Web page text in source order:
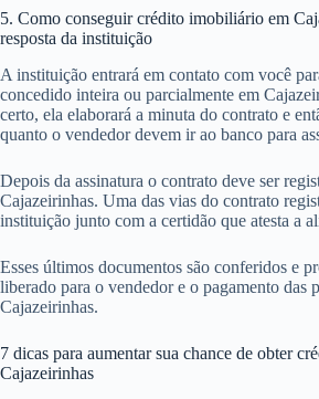
5. Como conseguir crédito imobiliário em
resposta da instituição
A instituição entrará em contato com você
concedido inteira ou parcialmente em
certo, ela elaborará a minuta do contrato e
quanto o vendedor devem ir ao banco para
Depois da assinatura o contrato deve ser
Cajazeirinhas. Uma das vias do contrato
instituição junto com a certidão que atesta a
Esses últimos documentos são conferidos e
liberado para o vendedor e o pagamento das
Cajazeirinhas.
7 dicas para aumentar sua chance de obter
Cajazeirinhas